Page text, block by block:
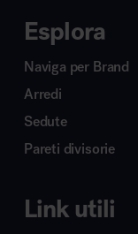
Esplora
Naviga per Brand
Arredi
Sedute
Pareti divisorie
Link utili